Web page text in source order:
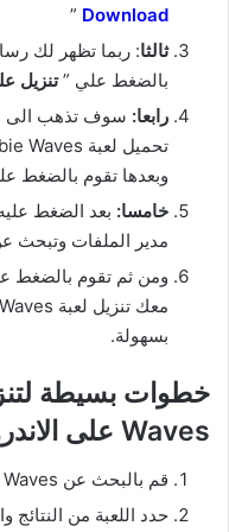
Download
”
ثالثا: ربما تظهر لك
بالضغط علي ”تنزيل
رابعا: سوف تذهب الى
وبعدها تقوم بالضغط
خامسا: بعد الضغط
مدير الملفات وتبحث
ومن ثم تقوم بالضغط
بسهولة.
Waves على الاندرويد
قم بالبحث عن Zombie Waves في متجر Google Play.
حدد اللعبة من